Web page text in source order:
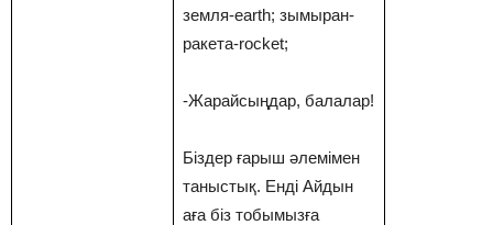
земля-earth; зымыран-
ракета-rocket;
-Жарайсыңдар, балалар!
Біздер ғарыш әлемімен
таныстық. Енді Айдын
аға біз тобымызға